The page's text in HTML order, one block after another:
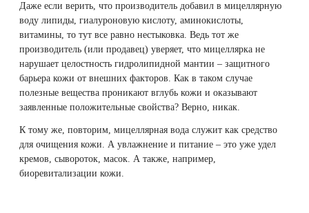
Даже если верить, что производитель добавил в мицеллярную
воду липиды, гиалуроновую кислоту, аминокислоты,
витамины, то тут все равно нестыковка. Ведь тот же
производитель (или продавец) уверяет, что мицеллярка не
нарушает целостность гидролипидной мантии – защитного
барьера кожи от внешних факторов. Как в таком случае
полезные вещества проникают вглубь кожи и оказывают
заявленные положительные свойства? Верно, никак.
К тому же, повторим, мицеллярная вода служит как средство
для очищения кожи. А увлажнение и питание – это уже удел
кремов, сывороток, масок. А также, например,
биоревитализации кожи.